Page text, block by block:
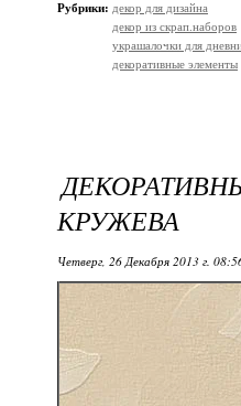
Рубрики: декор для дизайна
декор из скрап.наборов
украшалочки для
декоративные элементы
КРУЖЕВА
Четверг, 26 Декабря 2013 г.